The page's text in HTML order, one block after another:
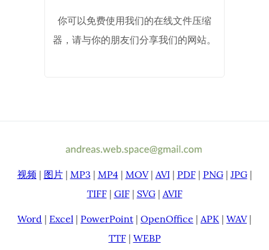
你可以免费使用我们的在线文件压缩
器，请与你的朋友们分享我们的网站。
视频 | 图片| MP3 | MP4| MOV| AVI| PDF| PNG| JPG|
TIFF| GIF| SVG| AVIF
Word | Excel | PowerPoint | OpenOffice | APK | WAV|
TTF| WEBP